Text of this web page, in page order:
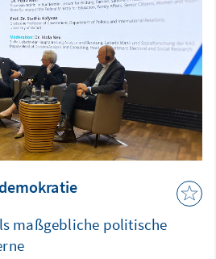
maßgebliche politische